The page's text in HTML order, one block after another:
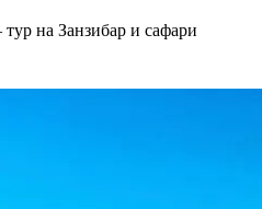
на Занзибар и сафари